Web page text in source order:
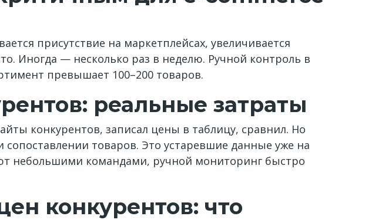
присутствие на маркетплейсах, увеличивается
Иногда — несколько раз в неделю. Ручной контроль в
превышает 100–200 товаров.
реальные затраты
конкурентов, записал цены в таблицу, сравнил. Но
товаров. Это устаревшие данные уже на
небольшими командами, ручной мониторинг быстро
конкурентов: что